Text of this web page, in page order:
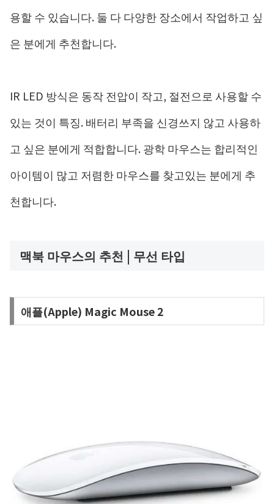
용할 수 있습니다. 둘 다 다양한 장소에서 작업하고 싶
은 분에게 추천합니다.
IR LED 방식은 동작 전압이 작고, 절전으로 사용할 수
있는 것이 특징. 배터리 부족을 신경쓰지 않고 사용하
고 싶은 분에게 적합합니다. 광학 마우스는 합리적인
아이템이 많고 저렴한 마우스를 찾고있는 분에게 추
천합니다.
맥북 마우스의 추천 | 무선 타입
애플(Apple) Magic Mouse 2